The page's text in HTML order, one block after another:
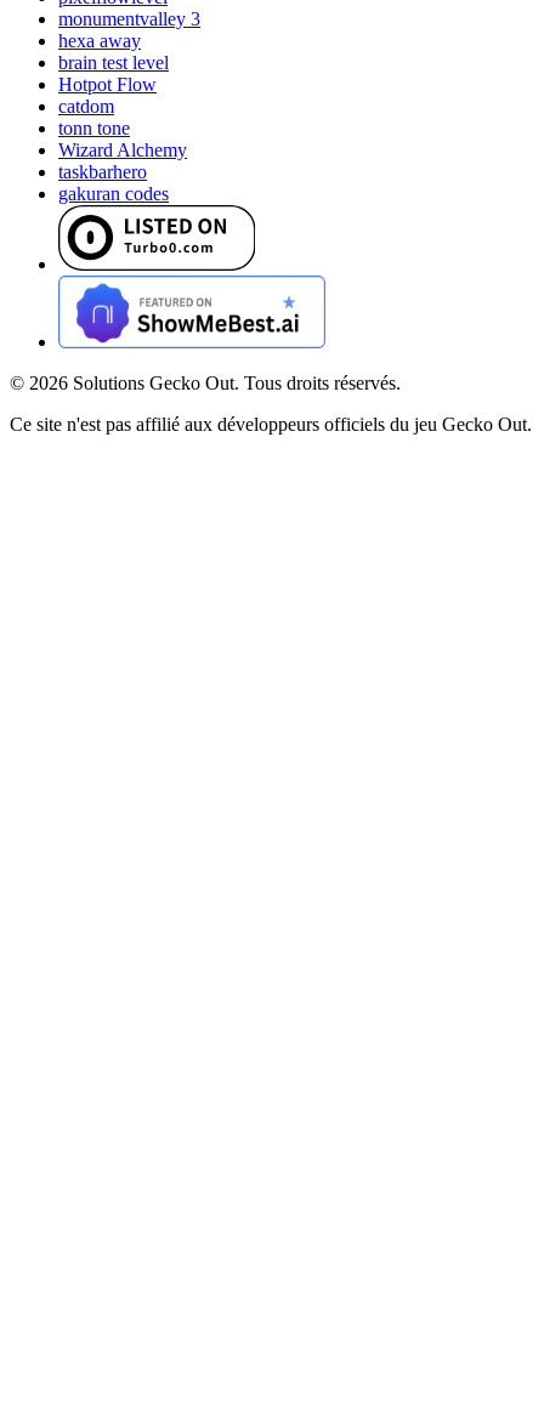
monumentvalley 3
hexa away
brain test level
Hotpot Flow
catdom
tonn tone
Wizard Alchemy
taskbarhero
gakuran codes
© 2026 Solutions Gecko Out. Tous droits réservés.
Ce site n'est pas affilié aux développeurs officiels du jeu Gecko Out.